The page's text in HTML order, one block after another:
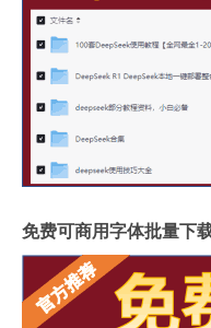
免费可商用字体批量下